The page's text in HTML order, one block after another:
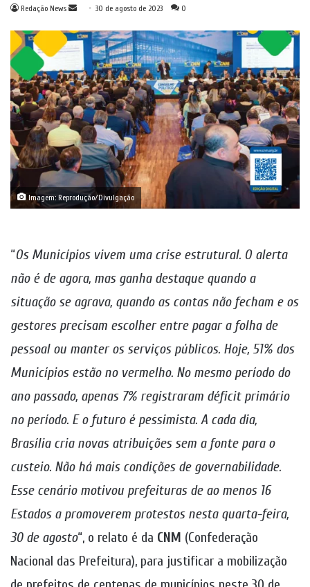
Redação News
Mande
e-
mail
30 de agosto de 2023 0
Imagem: Reprodução/Divulgação
“Os Municípios vivem uma crise estrutural. O alerta
não é de agora, mas ganha destaque quando a
situação se agrava, quando as contas não fecham e os
gestores precisam escolher entre pagar a folha de
pessoal ou manter os serviços públicos. Hoje, 51% dos
Municípios estão no vermelho. No mesmo período do
ano passado, apenas 7% registraram déficit primário
no período. E o futuro é pessimista. A cada dia,
Brasília cria novas atribuições sem a fonte para o
custeio. Não há mais condições de governabilidade.
Esse cenário motivou prefeituras de ao menos 16
Estados a promoverem protestos nesta quarta-feira,
30 de agosto“, o relato é da CNM (Confederação
Nacional das Prefeitura), para justificar a mobilização